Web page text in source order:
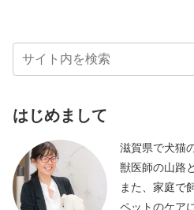
はじめまして
滋賀県で犬猫
獣医師の山路
また、家庭で
ペットのケア